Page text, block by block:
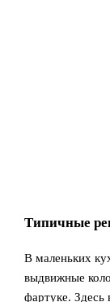
Типичные
В маленьких
выдвижные
фартуке.